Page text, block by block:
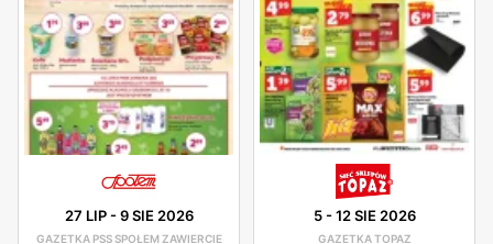
27 LIP-9 SIE 2026
GAZETKA PSS SPOŁEM ZAWIERCIE
5-12 SIE 2026
GAZETKA TOPAZ